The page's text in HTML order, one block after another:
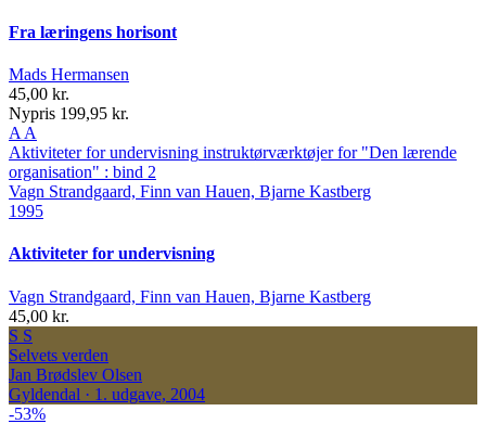
Fra læringens horisont
Mads Hermansen
45,00 kr.
Nypris 199,95 kr.
A A
Aktiviteter for undervisning instruktørværktøjer for "Den lærende
organisation" : bind 2
Vagn Strandgaard, Finn van Hauen, Bjarne Kastberg
1995
Aktiviteter for undervisning
Vagn Strandgaard, Finn van Hauen, Bjarne Kastberg
45,00 kr.
S S
Selvets verden
Jan Brødslev Olsen
Gyldendal · 1. udgave, 2004
-53%